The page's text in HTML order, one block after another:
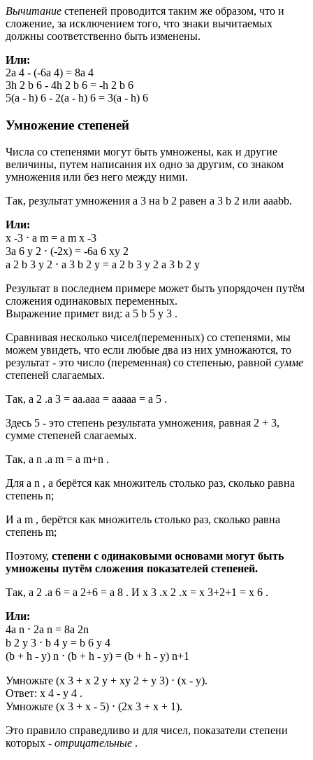
Вычитание степеней проводится таким же образом, что и
сложение, за исключением того, что знаки вычитаемых
должны соответственно быть изменены.
Или:
2a 4 - (-6a 4) = 8a 4
3h 2 b 6 - 4h 2 b 6 = -h 2 b 6
5(a - h) 6 - 2(a - h) 6 = 3(a - h) 6
Умножение степеней
Числа со степенями могут быть умножены, как и другие
величины, путем написания их одно за другим, со знаком
умножения или без него между ними.
Так, результат умножения a 3 на b 2 равен a 3 b 2 или aaabb.
Или:
x -3 ⋅ a m = a m x -3
3a 6 y 2 ⋅ (-2x) = -6a 6 xy 2
a 2 b 3 y 2 ⋅ a 3 b 2 y = a 2 b 3 y 2 a 3 b 2 y
Результат в последнем примере может быть упорядочен путём
сложения одинаковых переменных.
Выражение примет вид: a 5 b 5 y 3 .
Сравнивая несколько чисел(переменных) со степенями, мы
можем увидеть, что если любые два из них умножаются, то
результат - это число (переменная) со степенью, равной сумме
степеней слагаемых.
Так, a 2 .a 3 = aa.aaa = aaaaa = a 5 .
Здесь 5 - это степень результата умножения, равная 2 + 3,
сумме степеней слагаемых.
Так, a n .a m = a m+n .
Для a n , a берётся как множитель столько раз, сколько равна
степень n;
И a m , берётся как множитель столько раз, сколько равна
степень m;
Поэтому, степени с одинаковыми основами могут быть
умножены путём сложения показателей степеней.
Так, a 2 .a 6 = a 2+6 = a 8 . И x 3 .x 2 .x = x 3+2+1 = x 6 .
Или:
4a n ⋅ 2a n = 8a 2n
b 2 y 3 ⋅ b 4 y = b 6 y 4
(b + h - y) n ⋅ (b + h - y) = (b + h - y) n+1
Умножьте (x 3 + x 2 y + xy 2 + y 3) ⋅ (x - y).
Ответ: x 4 - y 4 .
Умножьте (x 3 + x - 5) ⋅ (2x 3 + x + 1).
Это правило справедливо и для чисел, показатели степени
которых - отрицательные .